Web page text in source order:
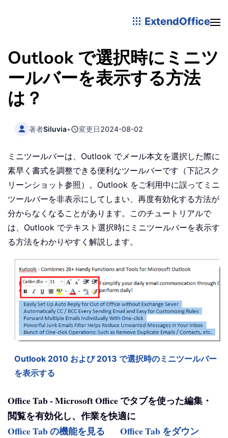
ExtendOffice
Outlook で選択時にミニツ
ールバーを表示する方法
は？
著者Siluvia• 変更日2024-08-02
ミニツールバーは、Outlook でメール本文を選択した際に
素早く書式を調整できる便利なツールバーです（下記スク
リーンショット参照）。Outlook をご利用中に誤ってミニ
ツールバーを非表示にしてしまい、再度有効化する方法が
分からなくなることがあります。このチュートリアルで
は、Outlook でテキスト選択時にミニツールバーを表示す
る方法をわかりやすく解説します。
Outlook 2010 および 2013 で選択時のミニツールバー
を表示する
Office Tab - Microsoft Office でタブを使った編集・
閲覧を有効化し、作業を快適に
Office Tab の機能を見る
Office Tab をダウン